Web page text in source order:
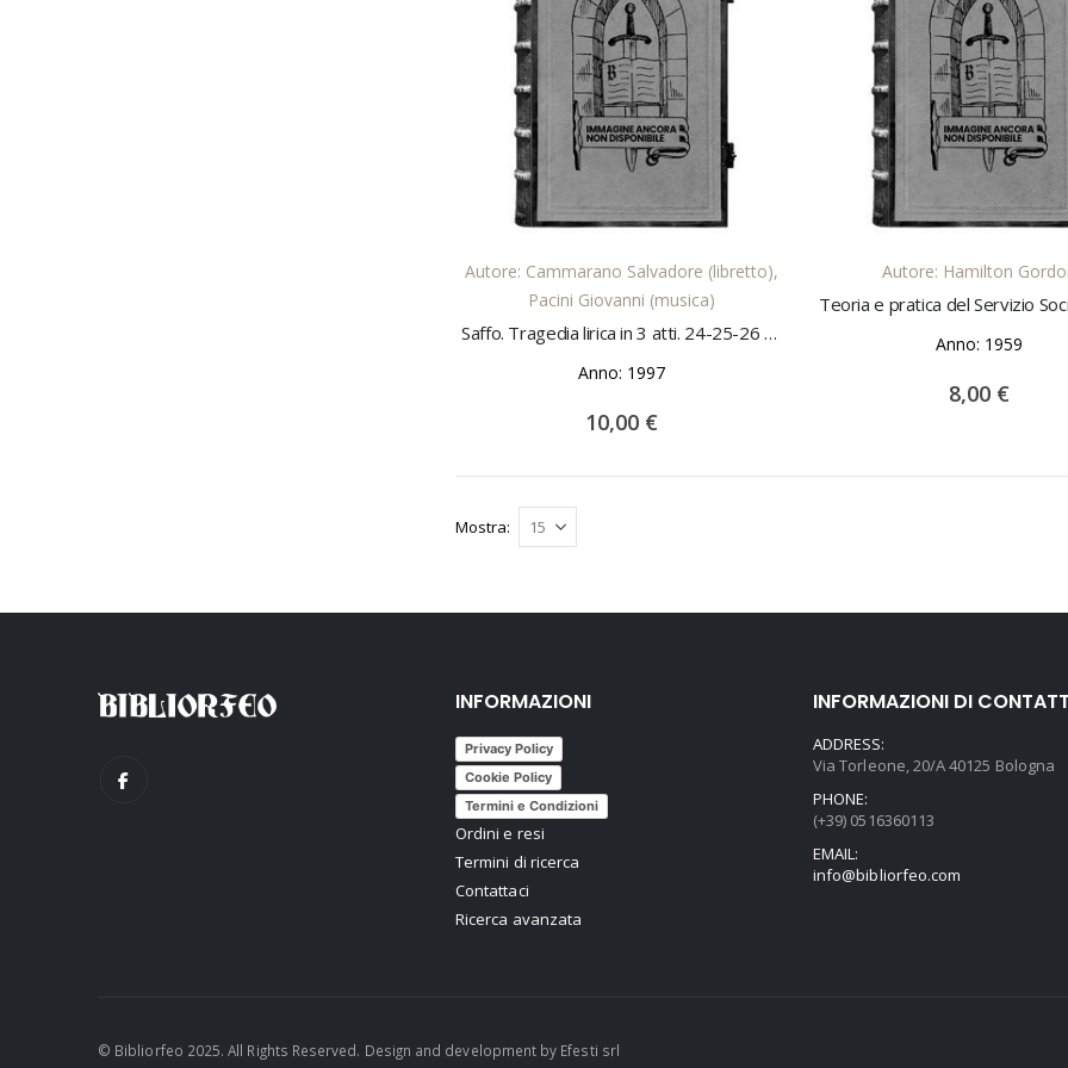
AGGIUNGI AL CARRELLO
Autore: Cammarano Salvadore (libretto),
Pacini Giovanni (musica)
Saffo. Tragedia lirica in 3 atti. 24-25-26 nov 1997 Stagione lirica 1997-1998
Anno: 1997
10,00 €
AGGIUNGI AL
Autore: Hamilton
Anno: 1959
8,00 €
Mostra
INFORMAZIONI
Privacy Policy
Cookie Policy
Termini e Condizioni
Ordini e resi
Termini di ricerca
Contattaci
Ricerca avanzata
INFORMAZIONI DI
ADDRESS:
Via Torleone, 20/A 40125 Bologna
PHONE:
(+39) 0516360113
EMAIL:
info@bibliorfeo.com
© Bibliorfeo 2025. All Rights Reserved. Design and development by Efesti srl